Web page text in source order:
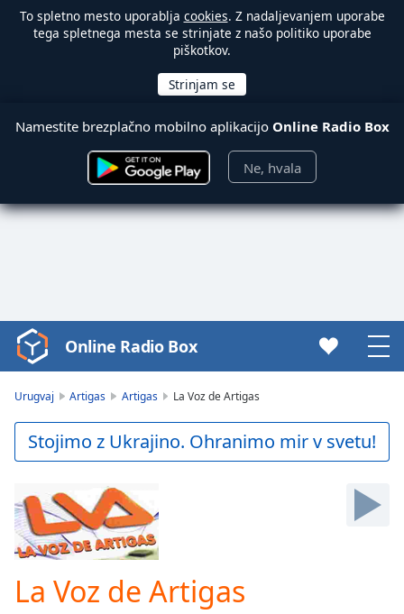
To spletno mesto uporablja cookies. Z nadaljevanjem uporabe
tega spletnega mesta se strinjate z našo politiko uporabe
piškotkov.
Namestite brezplačno mobilno aplikacijo Online Radio Box
Ne, hvala
Video
Player
Play
Video
Skip
Backward
Skip
Forward
Mute
Current
Time0:00
Online Radio Box
Urugvaj Artigas Artigas La Voz de Artigas
Stojimo z Ukrajino. Ohranimo mir v svetu!
La Voz de Artigas